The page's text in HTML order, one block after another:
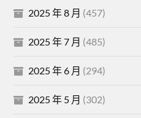
2025 年 8 月 (457)
2025 年 7 月 (485)
2025 年 6 月 (294)
2025 年 5 月 (302)